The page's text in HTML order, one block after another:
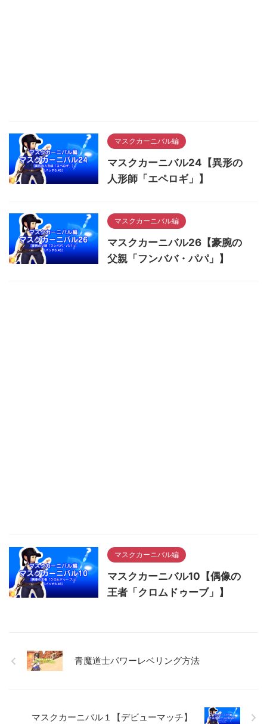
マスクカーニバル編
マスクカーニバル24【異形の
人形師「エペロギ」】
マスクカーニバル編
マスクカーニバル26【豪腕の
父親「フンババ・パパ」】
マスクカーニバル編
マスクカーニバル10【偶像の
王者「クロムドゥーブ」】
青魔道士パワーレベリング方法
マスクカーニバル１【デビューマッチ】